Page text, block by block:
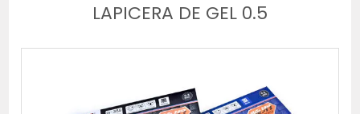
LAPICERA DE GEL 0.5